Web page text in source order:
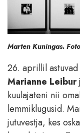
Marten Kuningas.
26. aprillil astuvad
Marianne Leibur
kuulajateni nii
lemmiklugusid.
jutuvestja, kes